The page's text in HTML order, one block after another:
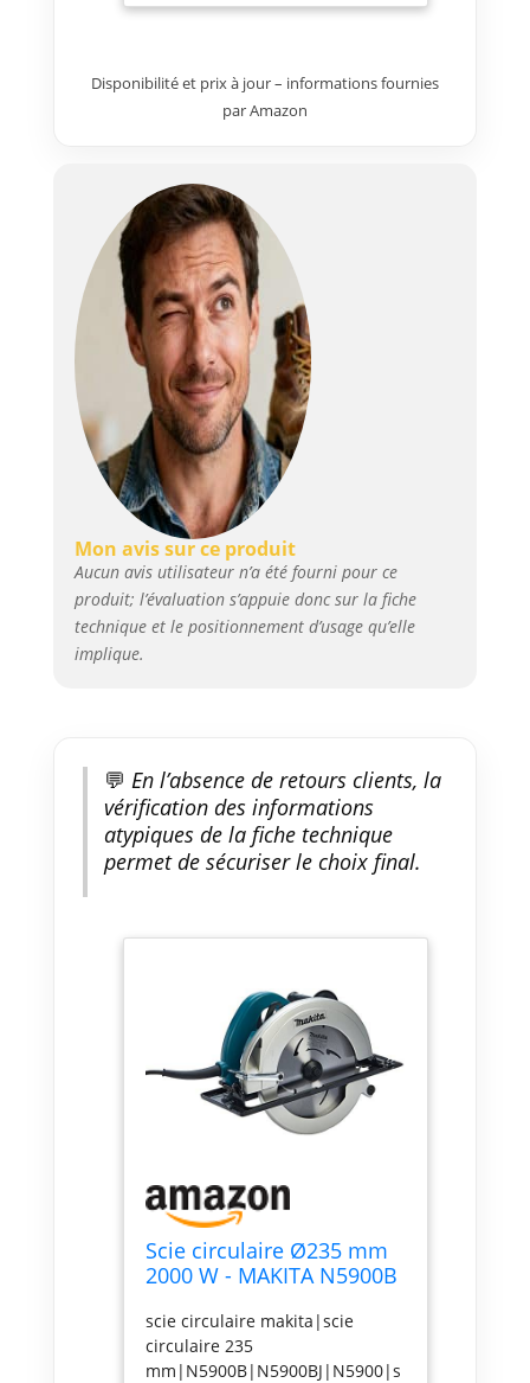
Disponibilité et prix à jour – informations fournies
par Amazon
Mon avis sur ce produit
Aucun avis utilisateur n’a été fourni pour ce
produit; l’évaluation s’appuie donc sur la fiche
technique et le positionnement d’usage qu’elle
implique.
💬 En l’absence de retours clients, la
vérification des informations
atypiques de la fiche technique
permet de sécuriser le choix final.
Scie circulaire Ø235 mm
2000 W - MAKITA N5900B
scie circulaire makita|scie
circulaire 235
mm|N5900B|N5900BJ|N5900|s